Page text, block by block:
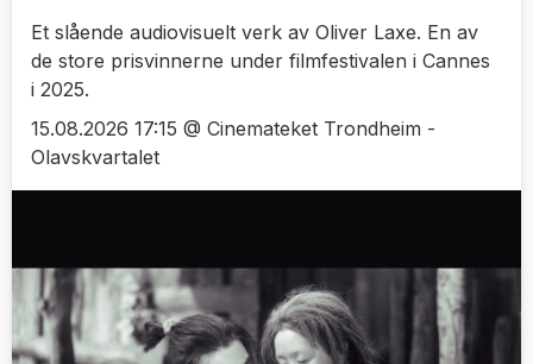
Et slående audiovisuelt verk av Oliver Laxe. En av
de store prisvinnerne under filmfestivalen i Cannes
i 2025.
15.08.2026 17:15 @ Cinemateket Trondheim -
Olavskvartalet